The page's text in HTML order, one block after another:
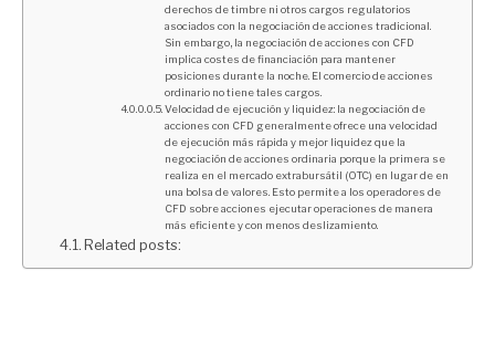
derechos de timbre ni otros cargos regulatorios
asociados con la negociación de acciones tradicional.
Sin embargo, la negociación de acciones con CFD
implica costes de financiación para mantener
posiciones durante la noche. El comercio de acciones
ordinario no tiene tales cargos.
Velocidad de ejecución y liquidez: la negociación de
acciones con CFD generalmente ofrece una velocidad
de ejecución más rápida y mejor liquidez que la
negociación de acciones ordinaria porque la primera se
realiza en el mercado extrabursátil (OTC) en lugar de en
una bolsa de valores. Esto permite a los operadores de
CFD sobre acciones ejecutar operaciones de manera
más eficiente y con menos deslizamiento.
Related posts: